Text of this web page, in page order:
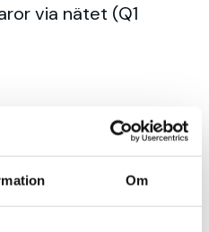
Om
via nätet (Q1
globalt